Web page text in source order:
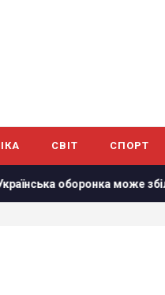
СВІТ СПОРТ
оборонка може збільшити